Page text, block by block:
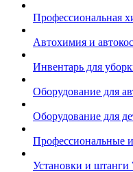
Профессиональная
Автохимия и
Инвентарь для
Оборудование для
Оборудование для
Профессиональные
Установки и штанги